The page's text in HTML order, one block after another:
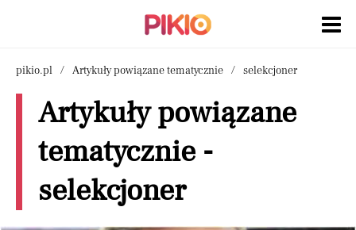
pikio.pl Artykuły powiązane tematycznie selekcjoner
Artykuły powiązane
tematycznie -
selekcjoner